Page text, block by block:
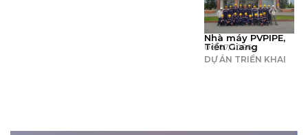
Nhà máy PVPIPE,
Tiền Giang
06/07/2026
DỰ ÁN TRIỂN KHAI